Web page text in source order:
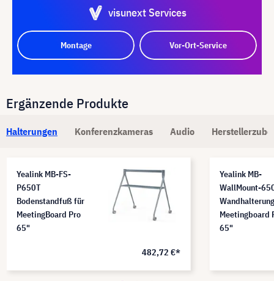
visunext Services
Montage Vor-Ort-Service
Ergänzende Produkte
Halterungen Konferenzkameras Audio
Yealink MB-FS-
P650T
Bodenstandfuß für
MeetingBoard Pro
65"
482,72 €*
Yealink MB-
WallMount-
Meetingboard
65"